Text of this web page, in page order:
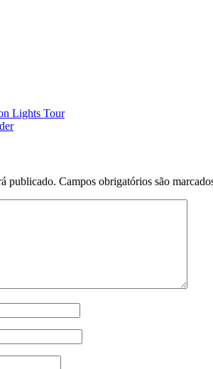
Lights Tour
publicado. Campos obrigatórios são